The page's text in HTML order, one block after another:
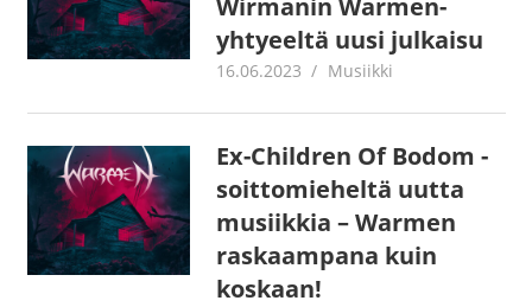
Wirmanin Warmen-
yhtyeeltä uusi julkaisu
16.06.2023 Juha Kaunisto
Musiikki
Ex-Children Of Bodom -
soittomieheltä uutta
musiikkia – Warmen
raskaampana kuin
koskaan!